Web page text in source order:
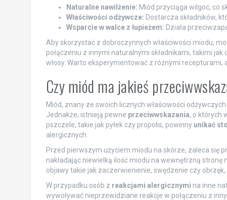
Naturalne nawilżenie: Miód przyciąga wilgoć, co
Właściwości odżywcze: Dostarcza składników,
Wsparcie w walce z łupieżem: Działa
Aby skorzystać z dobroczynnych właściwości miodu,
połączeniu z innymi naturalnymi składnikami, takimi
włosy. Warto eksperymentować z różnymi recepturami,
Czy miód ma jakieś
Miód, znany ze swoich licznych właściwości
Jednakże, istnieją pewne przeciwwskazania, o których
pszczele, takie jak pyłek czy propolis, powinny unikać
alergicznych.
Przed pierwszym użyciem miodu na skórze, zaleca się
nakładając niewielką ilość miodu na wewnętrzną
objawy takie jak zaczerwienienie, swędzenie czy
W przypadku osób z reakcjami alergicznymi na inne
wywoływać nieprzewidziane reakcje w połączeniu z